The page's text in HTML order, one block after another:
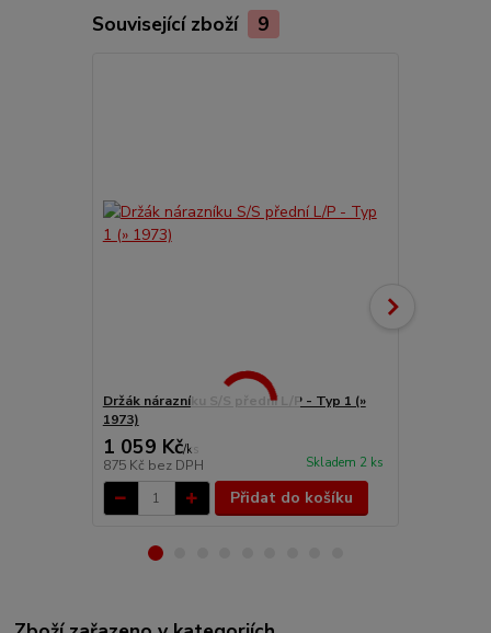
Související zboží 9
Držák nárazníku S/S přední L/P - Typ 1 (»
1973)
1 059 Kč/ks
875 Kč bez DPH Skladem 2 ks
Přidat do košíku